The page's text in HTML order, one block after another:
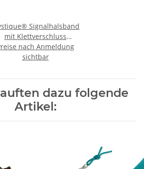
Signalhalsband
mit Klettverschluss
55cm neon
gelb
nach Anmeldung
sichtbar
dazu folgende
Artikel: